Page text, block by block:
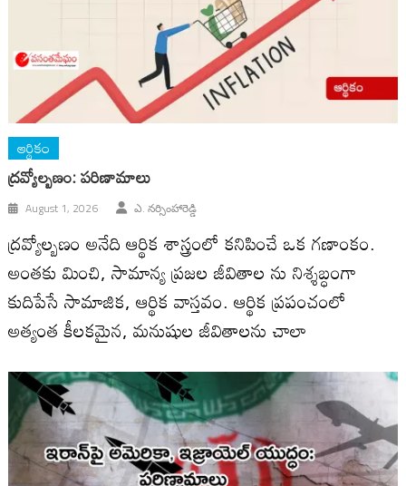
ఆర్థికం
ద్రవ్యోల్బణం: పరిణామాలు
August 1, 2026 ఎ. నర్సింహారెడ్డి
ద్రవ్యోల్బణం అనేది ఆర్థిక శాస్త్రంలో కనిపించే ఒక గణాంకం.
అంతకు మించి, సామాన్య ప్రజల జీవితాల ను నిశ్శబ్ధంగా
కుదిపేసే సామాజిక, ఆర్థిక వాస్తవం. ఆర్థిక ప్రపంచంలో
అత్యంత కీలకమైన, మ‌నుషుల జీవితాల‌ను చాలా